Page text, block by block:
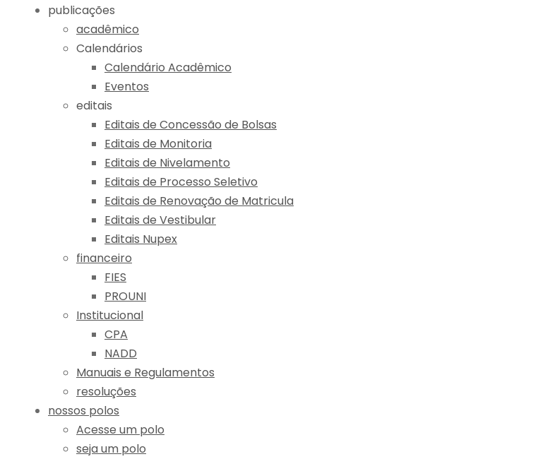
publicações
acadêmico
Calendários
Calendário Acadêmico
Eventos
editais
Editais de Concessão de Bolsas
Editais de Monitoria
Editais de Nivelamento
Editais de Processo Seletivo
Editais de Renovação de Matricula
Editais de Vestibular
Editais Nupex
financeiro
FIES
PROUNI
Institucional
CPA
NADD
Manuais e Regulamentos
resoluções
nossos polos
Acesse um polo
seja um polo